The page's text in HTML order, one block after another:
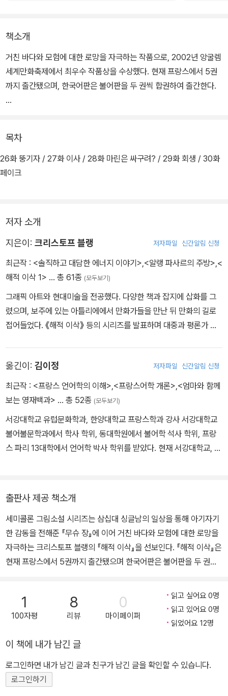
책소개
거친 바다와 모험에 대한 로망을 자극하는 작품으로, 2002년 앙굴렘
세계만화축제에서 최우수 작품상을 수상했다. 현재 프랑스에서 5권
까지 출간됐으며, 한국어판은 불어판을 두 권씩 합권하여 출간한다.
화가 이삭은 그림이나 몇 점 팔아 볼 생각으로 배에 오르지만, 뜻하지
않게 아메리카 대륙 너머 미지의 대륙을 탐험하겠다는 해적 선장 장
맹바스의 항해에 동행하게 된다.
목차
26화 뚱기자 / 27화 이사 / 28화 마린은 싸구려? / 29화 회생 / 30화
페이크
저자 소개
지은이: 크리스토프 블랭 저자파일 신간알림 신청
최근작 : <솔직하고 대담한 에너지 이야기>,<알랭 파사르의 주방>,<
해적 이삭 1> … 총 61종 (모두보기)
그래픽 아트와 현대미술을 전공했다. 다양한 책과 잡지에 삽화를 그
렸으며, 보주에 있는 아틀리에에서 만화가들을 만난 뒤 만화의 길로
접어들었다. 《해적 이삭》 등의 시리즈를 발표하며 대중과 평론가 모
옮긴이: 김이정 저자파일 신간알림 신청
최근작 : <프랑스 언어학의 이해>,<프랑스어학 개론>,<엄마와 함께
보는 영재백과> … 총 52종 (모두보기)
서강대학교 유럽문화학과, 한양대학교 프랑스학과 강사 서강대학교
불어불문학과에서 학사 학위, 동대학원에서 불어학 석사 학위, 프랑
스 파리 13대학에서 언어학 박사 학위를 받았다. 현재 서강대학교, 한
「이차술어의 다의성, 대상부류, 그리고 전자사전 기술」, 「이개어 사전
에서의 고유명사 처리에 관한 연구」, 「플립러닝 방식을 통한 대학 프
랑스어문법 교육 방안 연구」 등이 있고, 공저 『프랑스어학 개론』이 있
다. 옮긴 책으로는 『세계문화유산 아틀라스』 『지구 환경 보고서』 『지
구촌의 불평등』 『석유는 어떻게 만들어질까?』 『놀라운 라루스 백과
출판사 제공 책소개
세미콜론 그림소설 시리즈는 삼십대 싱글남의 일상을 통해 아기자기
한 감동을 전해준 『무슈 장』에 이어 거친 바다와 모험에 대한 로망을
자극하는 크리스토프 블랭의 『해적 이삭』을 선보인다. 『해적 이삭』은
현재 프랑스에서 5권까지 출간됐으며 한국어판은 불어판을 두 권씩
에 동시 출간한다. 강한 스토리텔링이 '읽는 만화'라는 '그림소설'의 의
의를 백퍼센트 만족시키는 『해적 이삭』은 그 끝을 가늠하기 힘든 모
험의 여정을 계속하고 있으며 작가 자신도 언제쯤 완간될 것인지는
랑스 만화계의 신진 세력을 형성하고 있는 크리스토프 블랭은 끝없이
펼쳐지는 환상과 모험 이야기를 바탕으로 독창적이면서 흡인력이 강
한 작품을 발표해 왔다. 특히 블랭은 해군에 복무하던 시절 극지방을
탐험하고 항해하면서 얻은 수많은 스케치들과 경험담을 바탕으로 기
1
100자평
8
리뷰
0
마이페이퍼
읽고 싶어요 0명
읽고 있어요 0명
읽었어요 12명
이 책에 내가 남긴 글
로그인하면 내가 남긴 글과 친구가 남긴 글을 확인할 수 있습니다.
로그인하기